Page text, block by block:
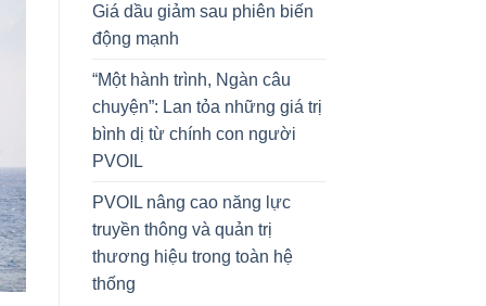
Giá dầu giảm sau phiên biến
động mạnh
“Một hành trình, Ngàn câu
chuyện”: Lan tỏa những giá trị
bình dị từ chính con người
PVOIL
PVOIL nâng cao năng lực
truyền thông và quản trị
thương hiệu trong toàn hệ
thống